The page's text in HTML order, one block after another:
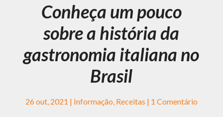
Conheça um pouco
sobre a história da
gastronomia italiana no
Brasil
26 out, 2021 | Informação, Receitas | 1 Comentário